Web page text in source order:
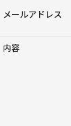
メールアドレス
内容